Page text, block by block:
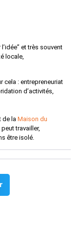
l’idée” et très souvent
locale,
cela : entrepreneuriat
d’activités,
de la Maison du
peut travailler,
être isolé.